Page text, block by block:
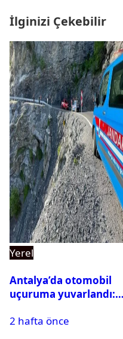
İlginizi Çekebilir
Yerel
Antalya’da otomobil
uçuruma yuvarlandı:
var
2 hafta önce